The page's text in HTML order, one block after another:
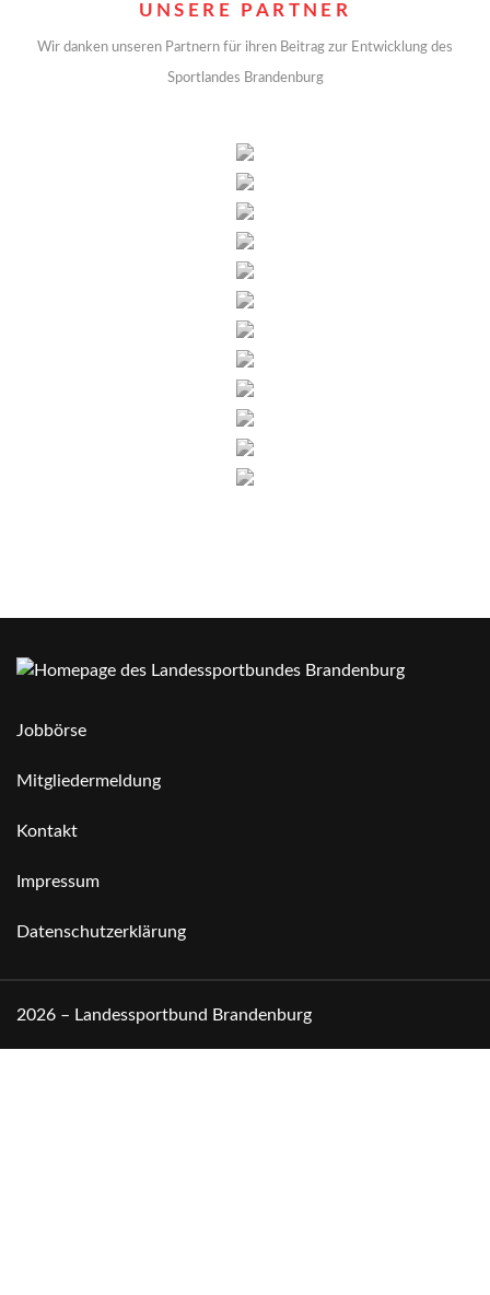
UNSERE PARTNER
Wir danken unseren Partnern für ihren Beitrag zur Entwicklung des
Sportlandes Brandenburg
Jobbörse
Mitgliedermeldung
Kontakt
Impressum
Datenschutzerklärung
2026 – Landessportbund Brandenburg